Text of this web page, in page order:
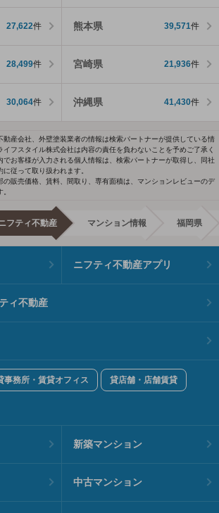
27,622件 熊本県 39,571件
28,499件 宮崎県 21,936件
30,064件 沖縄県 41,430件
動産会社、外壁塗装業者の情報は検索パートナーが提供している情
イフスタイル株式会社は内容の責任を負わないことを予めご了承く
でお客様が入力される個人情報は、検索パートナーが取得し、同社
従って取り扱われます。
の販売価格、賃料、間取り、専有面積は、マンションレビューのデ
フティ不動産 マンション情報 福岡県
ニフティ不動産アプリ
ィ不動産
事務所・賃貸オフィス 貸店舗・店舗賃貸
新築マンション
中古マンション